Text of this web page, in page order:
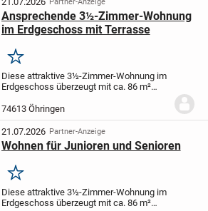
Ansprechende 3½-Zimmer-Wohnung
im Erdgeschoss mit Terrasse
Merken
Diese attraktive 3½-Zimmer-Wohnung im
Erdgeschoss überzeugt mit ca. 86 m²
Ausstattung. Auch das Betruungskonzept
der Arbeitswohlfahrt Württemberg e. V.
bietet Ihnen ein...
74613 Öhringen
21.07.2026 Partner-Anzeige
Wohnen für Junioren und Senioren
Merken
Diese attraktive 3½-Zimmer-Wohnung im
Erdgeschoss überzeugt mit ca. 86 m²